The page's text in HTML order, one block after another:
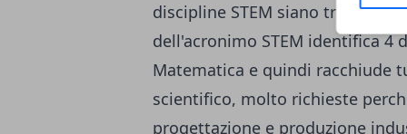
discipline STEM siano tra le più
dell'acronimo STEM identifica 4
Matematica e quindi racchiude
scientifico, molto richieste
progettazione e produzione